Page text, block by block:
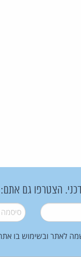
הצטרפו גם אתם:
סיסמה*
לאתר ובשימוש בו